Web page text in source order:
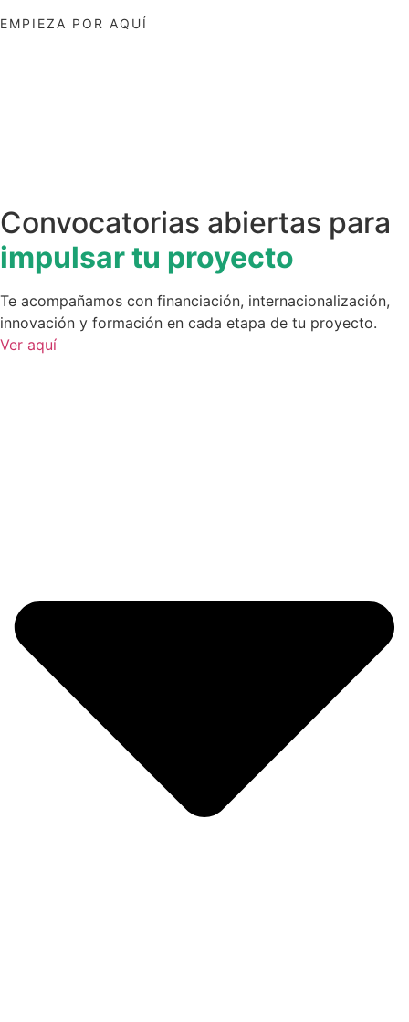
EMPIEZA POR AQUÍ
Convocatorias abiertas para
impulsar tu proyecto
Te acompañamos con financiación, internacionalización,
innovación y formación en cada etapa de tu proyecto.
Ver aquí